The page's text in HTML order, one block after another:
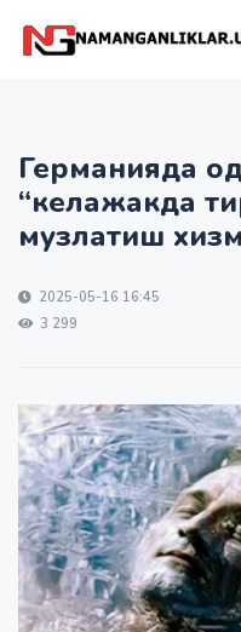
Германияда
“келажакда
музлатиш
2025-05-16 16:45
3 299